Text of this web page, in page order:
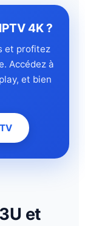
4K ?
et profitez
Accédez à
et bien
et